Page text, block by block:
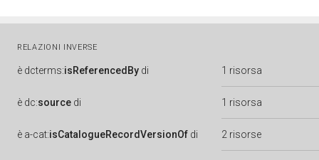
RELAZIONI INVERSE
è dcterms:isReferencedBy di 1 risorsa
è dc:source di 1 risorsa
è a-cat:isCatalogueRecordVersionOf di 2 risorse